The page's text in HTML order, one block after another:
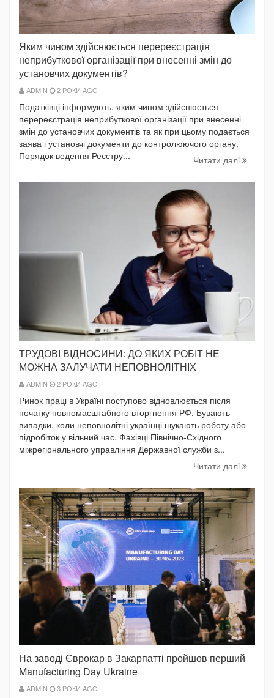
Яким чином здійснюється перереєстрація
неприбуткової організації при внесенні змін до
установчих документів?
ADMIN 2 РОКИ AGO
Податківці інформують, яким чином здійснюється
перереєстрація неприбуткової організації при внесенні
змін до установчих документів та як при цьому подається
заява і установчі документи до контролюючого органу.
Порядок ведення Реєстру...
Читати далi
ТРУДОВІ ВІДНОСИНИ: ДО ЯКИХ РОБІТ НЕ
МОЖНА ЗАЛУЧАТИ НЕПОВНОЛІТНІХ
ADMIN 2 РОКИ AGO
Ринок праці в Україні поступово відновлюється після
початку повномасштабного вторгнення РФ. Бувають
випадки, коли неповнолітні українці шукають роботу або
підробіток у вільний час. Фахівці Північно-Східного
міжрегіонального управління Державної служби з...
Читати далi
На заводі Єврокар в Закарпатті пройшов перший
Manufacturing Day Ukraine
ADMIN 3 РОКИ AGO